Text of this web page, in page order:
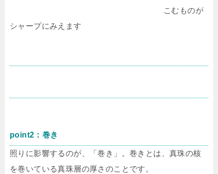
こむものが
シャープにみえます
point2：巻き
照りに影響するのが、「巻き」。巻きとは、真珠の核
を巻いている真珠層の厚さのことです。